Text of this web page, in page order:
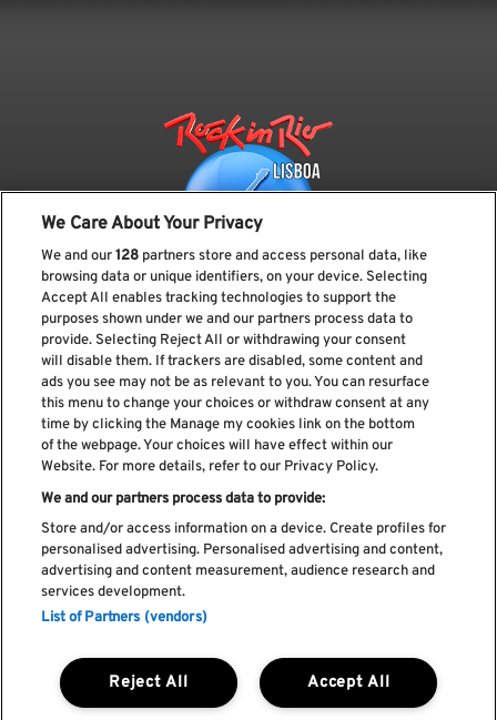
Subscreve a nossa newsletter
Li e aceito os Política de privacidade
Livro de Reclamações
Livro de Elogios
Política de cookies
Termos e condições
Faq's
We Care About Your Privacy
We and our128 partners store and access personal data, like
browsing data or unique identifiers, on your device. Selecting
Accept All enables tracking technologies to support the
purposes shown under we and our partners process data to
provide. Selecting Reject All or withdrawing your consent
will disable them. If trackers are disabled, some content and
ads you see may not be as relevant to you. You can resurface
this menu to change your choices or withdraw consent at any
time by clicking the Manage my cookies link on the bottom
of the webpage. Your choices will have effect within our
Website. For more details, refer to our Privacy Policy.
We and our partners process data to provide:
Store and/or access information on a device. Create profiles for
personalised advertising. Personalised advertising and content,
advertising and content measurement, audience research and
services development.
List of Partners (vendors)
Accept All
Reject All